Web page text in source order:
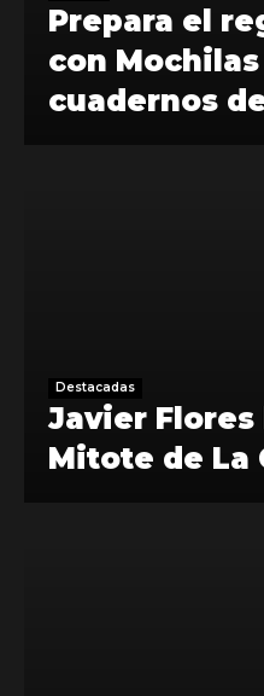
Prepara el
con Mochilas
cuadernos
Destacadas
Javier Flores
Mitote de La